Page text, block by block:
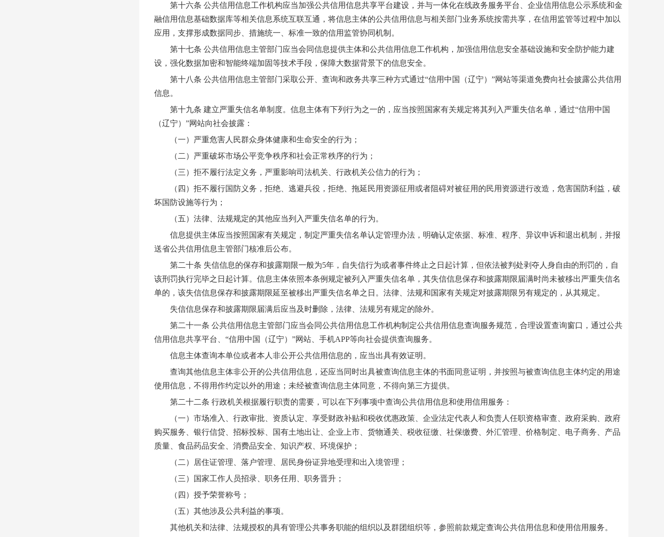
第十六条 公共信用信息工作机构应当加强公共信用信息共享平台建设，并与一体化在线政务服务平台、企业信用信息公示系统和金
融信用信息基础数据库等相关信息系统互联互通，将信息主体的公共信用信息与相关部门业务系统按需共享，在信用监管等过程中加以
应用，支撑形成数据同步、措施统一、标准一致的信用监管协同机制。
第十七条 公共信用信息主管部门应当会同信息提供主体和公共信用信息工作机构，加强信用信息安全基础设施和安全防护能力建
设，强化数据加密和智能终端加固等技术手段，保障大数据背景下的信息安全。
第十八条 公共信用信息主管部门采取公开、查询和政务共享三种方式通过“信用中国（辽宁）”网站等渠道免费向社会披露公共信用
信息。
第十九条 建立严重失信名单制度。信息主体有下列行为之一的，应当按照国家有关规定将其列入严重失信名单，通过“信用中国
（辽宁）”网站向社会披露：
（一）严重危害人民群众身体健康和生命安全的行为；
（二）严重破坏市场公平竞争秩序和社会正常秩序的行为；
（三）拒不履行法定义务，严重影响司法机关、行政机关公信力的行为；
（四）拒不履行国防义务，拒绝、逃避兵役，拒绝、拖延民用资源征用或者阻碍对被征用的民用资源进行改造，危害国防利益，破
坏国防设施等行为；
（五）法律、法规规定的其他应当列入严重失信名单的行为。
信息提供主体应当按照国家有关规定，制定严重失信名单认定管理办法，明确认定依据、标准、程序、异议申诉和退出机制，并报
送省公共信用信息主管部门核准后公布。
第二十条 失信信息的保存和披露期限一般为5年，自失信行为或者事件终止之日起计算，但依法被判处剥夺人身自由的刑罚的，自
该刑罚执行完毕之日起计算。信息主体依照本条例规定被列入严重失信名单，其失信信息保存和披露期限届满时尚未被移出严重失信名
单的，该失信信息保存和披露期限延至被移出严重失信名单之日。法律、法规和国家有关规定对披露期限另有规定的，从其规定。
失信信息保存和披露期限届满后应当及时删除，法律、法规另有规定的除外。
第二十一条 公共信用信息主管部门应当会同公共信用信息工作机构制定公共信用信息查询服务规范，合理设置查询窗口，通过公共
信用信息共享平台、“信用中国（辽宁）”网站、手机APP等向社会提供查询服务。
信息主体查询本单位或者本人非公开公共信用信息的，应当出具有效证明。
查询其他信息主体非公开的公共信用信息，还应当同时出具被查询信息主体的书面同意证明，并按照与被查询信息主体约定的用途
使用信息，不得用作约定以外的用途；未经被查询信息主体同意，不得向第三方提供。
第二十二条 行政机关根据履行职责的需要，可以在下列事项中查询公共信用信息和使用信用服务：
（一）市场准入、行政审批、资质认定、享受财政补贴和税收优惠政策、企业法定代表人和负责人任职资格审查、政府采购、政府
购买服务、银行信贷、招标投标、国有土地出让、企业上市、货物通关、税收征缴、社保缴费、外汇管理、价格制定、电子商务、产品
质量、食品药品安全、消费品安全、知识产权、环境保护；
（二）居住证管理、落户管理、居民身份证异地受理和出入境管理；
（三）国家工作人员招录、职务任用、职务晋升；
（四）授予荣誉称号；
（五）其他涉及公共利益的事项。
其他机关和法律、法规授权的具有管理公共事务职能的组织以及群团组织等，参照前款规定查询公共信用信息和使用信用服务。